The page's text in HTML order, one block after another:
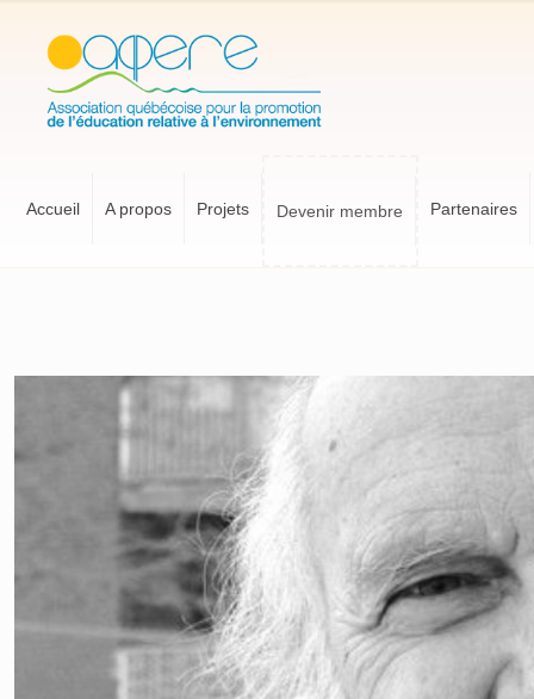
Accueil A propos Projets Devenir membre Partenaires